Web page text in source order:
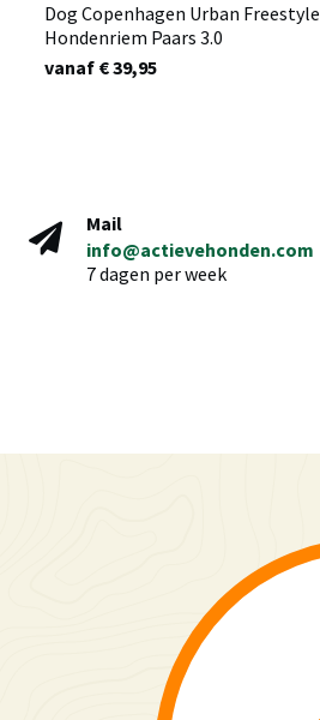
Dog Copenhagen Urban Freestyle
Hondenriem Paars 3.0
vanaf € 39,95
Mail
info@actievehonden.com
7 dagen per week